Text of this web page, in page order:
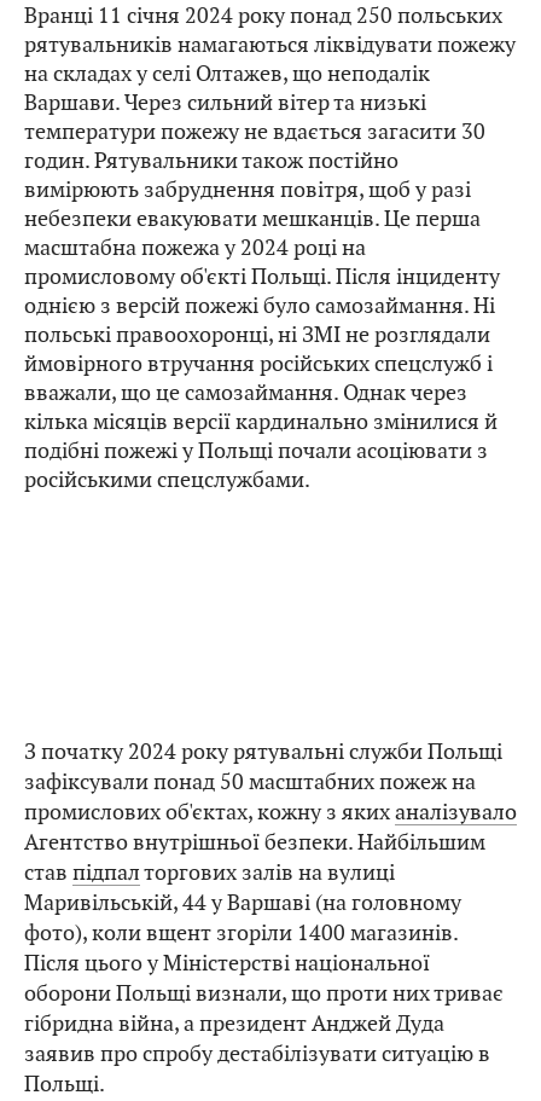
Вранці 11 січня 2024 року понад 250 польських
рятувальників намагаються ліквідувати пожежу
на складах у селі Олтажев, що неподалік
Варшави. Через сильний вітер та низькі
температури пожежу не вдається загасити 30
годин. Рятувальники також постійно
вимірюють забруднення повітря, щоб у разі
небезпеки евакуювати мешканців. Це перша
масштабна пожежа у 2024 році на
промисловому об'єкті Польщі. Після інциденту
однією з версій пожежі було самозаймання. Ні
польські правоохоронці, ні ЗМІ не розглядали
ймовірного втручання російських спецслужб і
вважали, що це самозаймання. Однак через
кілька місяців версії кардинально змінилися й
подібні пожежі у Польщі почали асоціювати з
російськими спецслужбами.
З початку 2024 року рятувальні служби Польщі
зафіксували понад 50 масштабних пожеж на
промислових об'єктах, кожну з якиханалізувало
Агентство внутрішньої безпеки. Найбільшим
став підпалторгових залів на вулиці
Маривільській, 44 у Варшаві (на головному
фото), коли вщент згоріли 1400 магазинів.
Після цього у Міністерстві національної
оборони Польщі визнали, що проти них триває
гібридна війна, а президент Анджей Дуда
заявив про спробу дестабілізувати ситуацію в
Польщі.